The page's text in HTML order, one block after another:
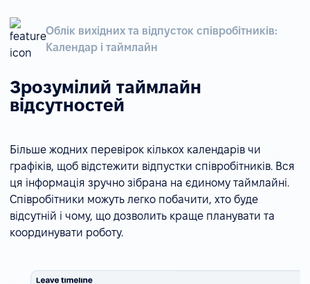
Облік вихідних та відпусток співробітників:
Календар і таймлайн
Зрозумілий таймлайн
відсутностей
Більше жодних перевірок кількох календарів чи
графіків, щоб відстежити відпустки співробітників. Вся
ця інформація зручно зібрана на єдиному таймлайні.
Співробітники можуть легко побачити, хто буде
відсутній і чому, що дозволить краще планувати та
координувати роботу.